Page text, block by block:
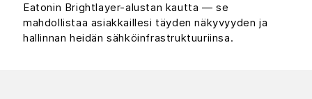
Eatonin Brightlayer-alustan kautta — se
mahdollistaa asiakkaillesi täyden näkyvyyden ja
hallinnan heidän sähköinfrastruktuuriinsa.